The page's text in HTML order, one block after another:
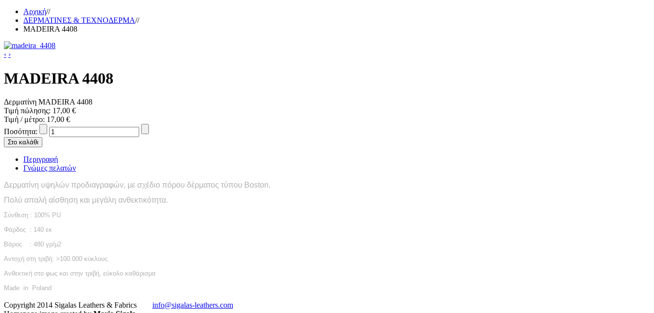
Αρχική//
ΔΕΡΜΑΤΙΝΕΣ & ΤΕΧΝΟΔΕΡΜΑ//
MADEIRA 4408
‹ ›
MADEIRA 4408
Δερματίνη MADEIRA 4408
Τιμή πώλησης: 17,00 €
Τιμή / μέτρο: 17,00 €
Ποσότητα:
Περιγραφή
Γνώμες πελατών
Δερματίνη υψηλών προδιαγραφών, με σχέδιο πόρου δέρματος τύπου Boston.
Πολύ απαλή αίσθηση και μεγάλη ανθεκτικότητα.
Σύνθεση : 100% PU
Φάρδος : 140 εκ
Βάρος : 480 γρ/μ2
Αντοχή στη τριβή: >100.000 κύκλους
Ανθεκτική στο φως και στην τριβή, εύκολο καθάρισμα
Made in Poland
Copyright 2014 Sigalas Leathers & Fabrics info@sigalas-leathers.com